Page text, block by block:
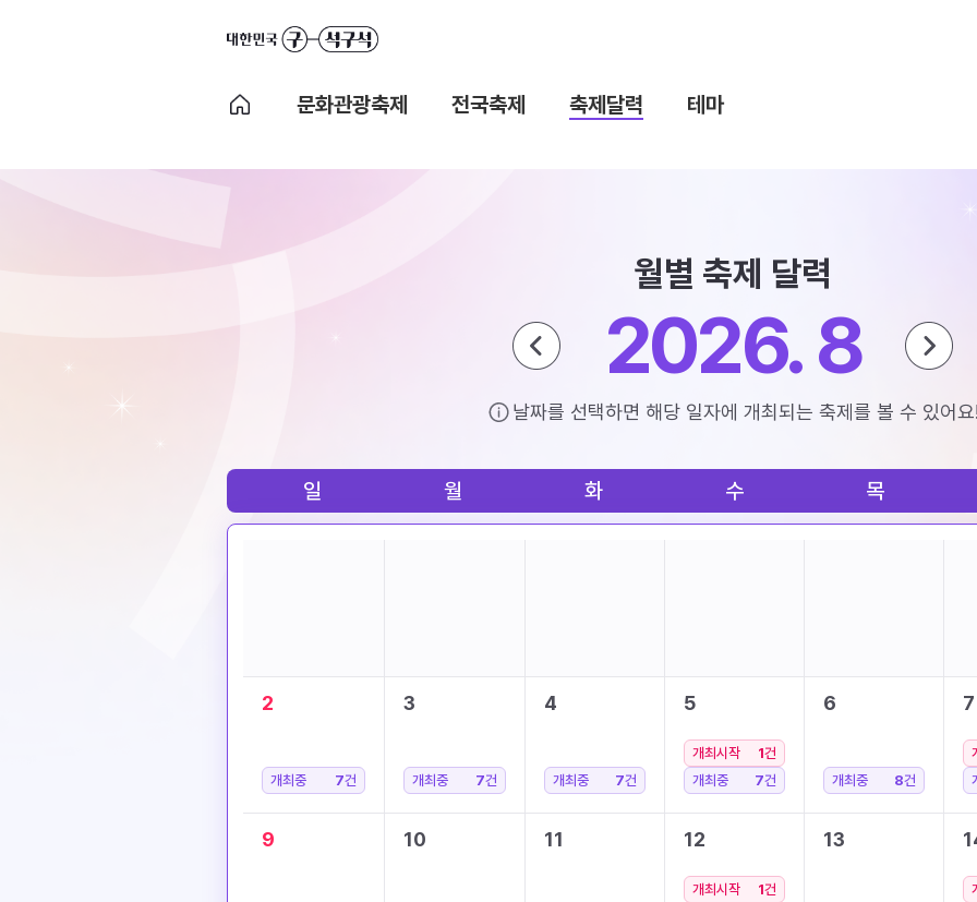
문화관광축제 전국축제 축제달력 테마
월별 축제 달력
2026. 8
날짜를 선택하면 해당 일자에 개최되는 축제를 볼 수 있어
일 월 화 수 목
2
개최중 7건
3
개최중 7건
4
개최중 7건
5
개최시작 1건
개최중
7건
6
개최중 8건
7
9 10 11 12
개최시작 1건
13